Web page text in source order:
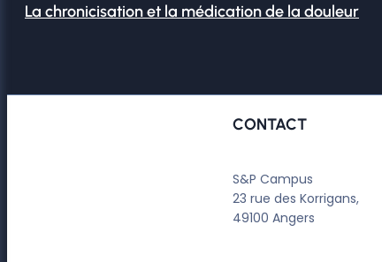
La chronicisation et la médication de la douleur
CONTACT
S&P Campus
23 rue des Korrigans,
49100 Angers